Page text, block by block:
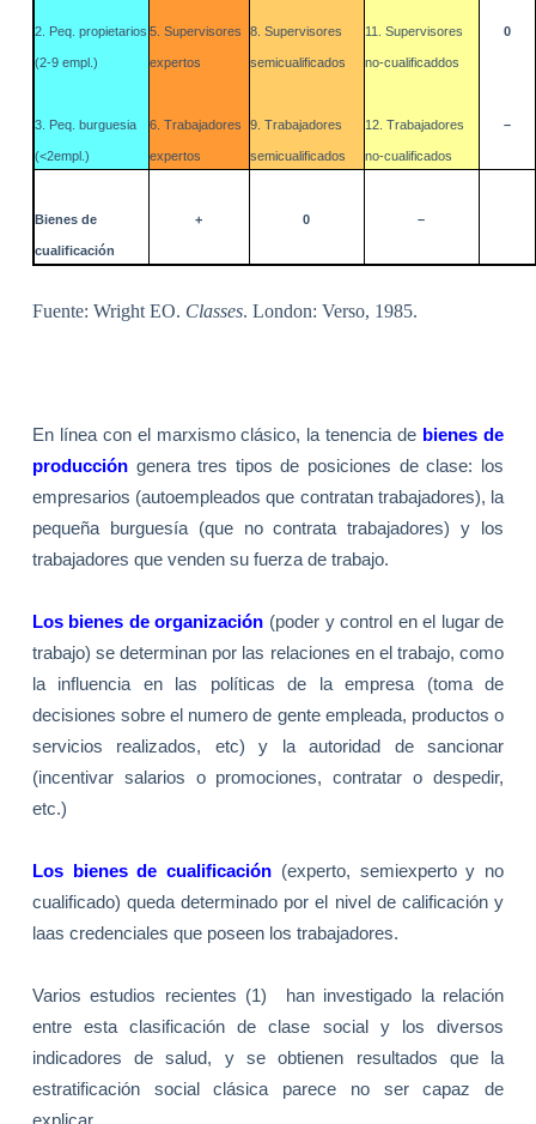
2. Peq. propietarios
(2-9 empl.)
3. Peq. burguesia
(<2empl.)
5. Supervisores
expertos
6. Trabajadores
expertos
8. Supervisores
semicualificados
9. Trabajadores
semicualificados
11. Supervisores
no-cualificaddos
12. Trabajadores
no-cualificados
0
–
Bienes de
cualificación
+ 0 –
Fuente: Wright EO. Classes. London: Verso, 1985.
En línea con el marxismo clásico, la tenencia de bienes de
produccióngenera tres tipos de posiciones de clase: los
empresarios (autoempleados que contratan trabajadores), la
pequeña burguesía (que no contrata trabajadores) y los
trabajadores que venden su fuerza de trabajo.
Los bienes de organización (poder y control en el lugar de
trabajo) se determinan por las relaciones en el trabajo, como
la influencia en las políticas de la empresa (toma de
decisiones sobre el numero de gente empleada, productos o
servicios realizados, etc) y la autoridad de sancionar
(incentivar salarios o promociones, contratar o despedir,
etc.)
Los bienes de cualificación (experto, semiexperto y no
cualificado) queda determinado por el nivel de calificación y
laas credenciales que poseen los trabajadores.
Varios estudios recientes (1) han investigado la relación
entre esta clasificación de clase social y los diversos
indicadores de salud, y se obtienen resultados que la
estratificación social clásica parece no ser capaz de